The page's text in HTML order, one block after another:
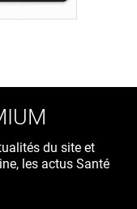
du site et
les actus Santé